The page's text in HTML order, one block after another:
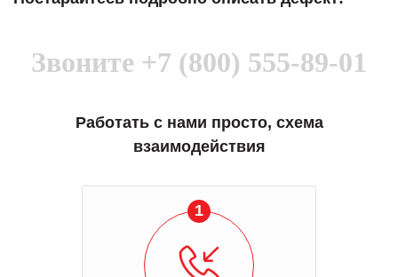
Звоните +7 (800) 555-89-01
Работать с нами просто, схема
взаимодействия
1